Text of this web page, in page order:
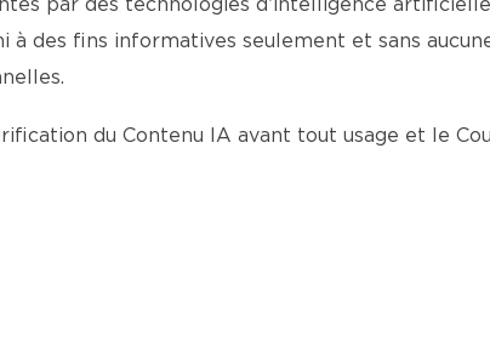
par des technologies d’intelligence
des fins informatives seulement et sans
du Contenu IA avant tout usage et le